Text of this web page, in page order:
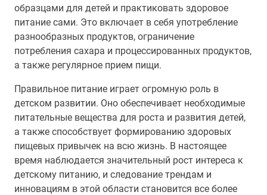
образцами для детей и практиковать здоровое
питание сами. Это включает в себя употребление
разнообразных продуктов, ограничение
потребления сахара и процессированных продуктов,
а также регулярное прием пищи.
Правильное питание играет огромную роль в
детском развитии. Оно обеспечивает необходимые
питательные вещества для роста и развития детей,
а также способствует формированию здоровых
пищевых привычек на всю жизнь. В настоящее
время наблюдается значительный рост интереса к
детскому питанию, и следование трендам и
инновациям в этой области становится все более